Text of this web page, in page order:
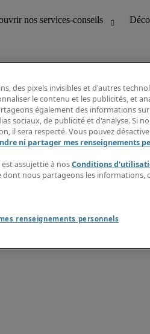
Découvrir les
Répertoire
Guide salarial
Rapports de temps
Contactez-nous
moderne
des pixels invisibles et d'autres
le contenu et les publicités, et
également des informations
sociaux, de publicité et d'analyse. Si
il sera respecté. Vous pouvez
ni partager mes renseignements
assujettie à nosConditions
dont nous partageons les informations,
renseignements personnels